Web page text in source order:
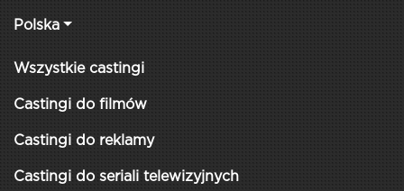
Polska
Wszystkie castingi
Castingi do filmów
Castingi do reklamy
Castingi do seriali telewizyjnych